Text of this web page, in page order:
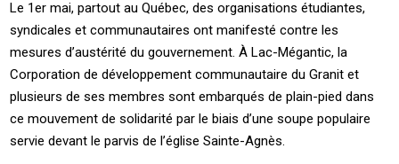
Le 1er mai, partout au Québec, des organisations étudiantes,
syndicales et communautaires ont manifesté contre les
mesures d’austérité du gouvernement. À Lac-Mégantic, la
Corporation de développement communautaire du Granit et
plusieurs de ses membres sont embarqués de plain-pied dans
ce mouvement de solidarité par le biais d’une soupe populaire
servie devant le parvis de l’église Sainte-Agnès.